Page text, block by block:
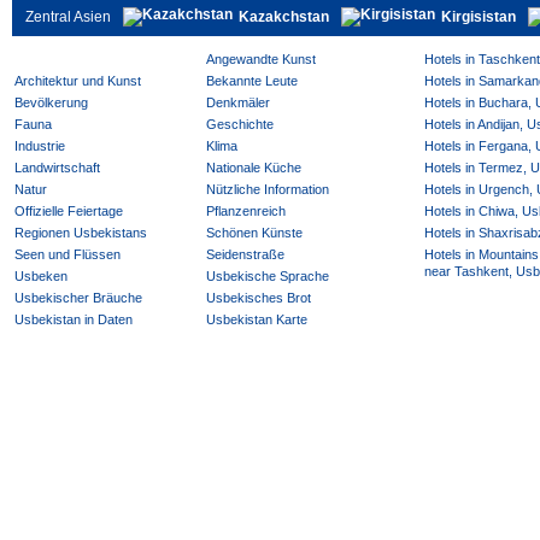
Zentral Asien Kazakchstan Kirgisistan
Angewandte Kunst
Architektur und Kunst
Bekannte Leute
Bevölkerung
Denkmäler
Fauna
Geschichte
Industrie
Klima
Landwirtschaft
Nationale Küche
Natur
Nützliche Information
Offizielle Feiertage
Pflanzenreich
Regionen Usbekistans
Schönen Künste
Seen und Flüssen
Seidenstraße
Usbeken
Usbekische Sprache
Usbekischer Bräuche
Usbekisches Brot
Usbekistan in Daten
Usbekistan Karte
Hotels in
Hotels in
Hotels in Buchara,
Hotels in Andijan,
Hotels in Fergana,
Hotels in Termez,
Hotels in Urgench,
Hotels in Chiwa,
Hotels in
Hotels in
near Tashkent,